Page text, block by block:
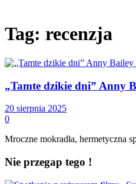
Tag: recenzja
„Tamte dzikie dni” Anny
20 sierpnia 2025
0
Mroczne mokradła, hermetyczna
Nie przegap tego !